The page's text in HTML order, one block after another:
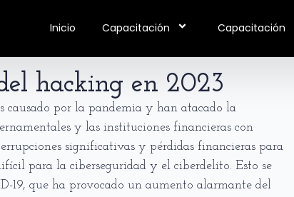
Inicio Capacitación Capacitación
hacking en 2023
causado por la pandemia y han atacado la
y las instituciones financieras con
significativas y pérdidas financieras para
para la ciberseguridad y el ciberdelito. Esto se
19, que ha provocado un aumento alarmante del